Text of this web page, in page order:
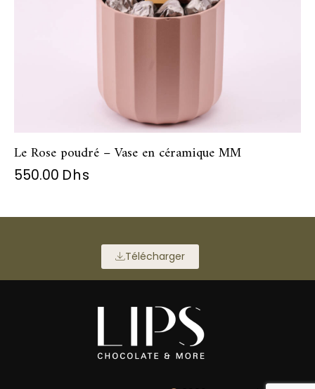
Le Rose poudré – Vase en céramique MM
550.00 Dhs
Télécharger